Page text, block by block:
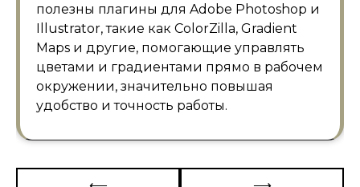
полезны плагины для Adobe Photoshop и
Illustrator, такие как ColorZilla, Gradient
Maps и другие, помогающие управлять
цветами и градиентами прямо в рабочем
окружении, значительно повышая
удобство и точность работы.
Навигация